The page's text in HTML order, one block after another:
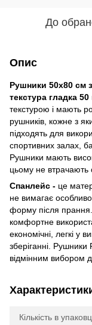
До
Опис
Рушники 50х80 см
текстура гладка
текстурою і мають
рушників, кожне з
підходять для
спортивних залах,
Рушники мають
цьому не втрачають
Спанлейс - це
не вимагає
форму після прання.
комфортне
економічні, легкі у
зберіганні.
відмінним вибором
Кількість в